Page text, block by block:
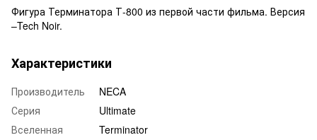
Фигура Терминатора Т-800 из первой части фильма. Версия
–Tech Noir.
Характеристики
Производитель
NECA
Серия
Ultimate
Вселенная
Terminator